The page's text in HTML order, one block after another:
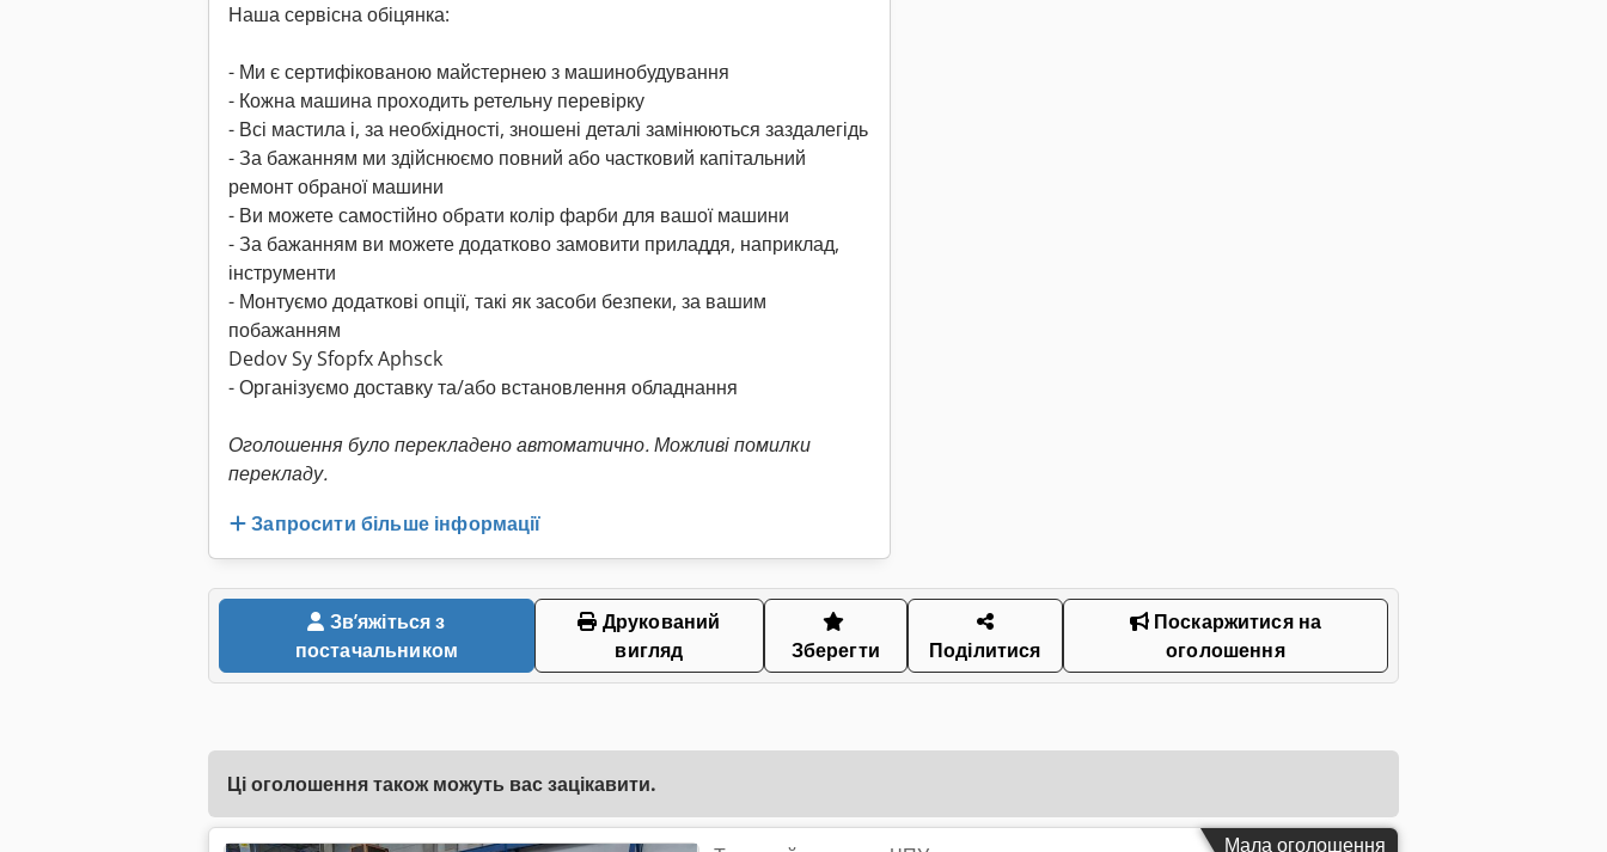
Наша сервісна обіцянка:
- Ми є сертифікованою майстернею з машинобудування
- Кожна машина проходить ретельну перевірку
- Всі мастила і, за необхідності, зношені деталі замінюються заздалегідь
- За бажанням ми здійснюємо повний або частковий капітальний
ремонт обраної машини
- Ви можете самостійно обрати колір фарби для вашої машини
- За бажанням ви можете додатково замовити приладдя, наприклад,
інструменти
- Монтуємо додаткові опції, такі як засоби безпеки, за вашим
побажанням
Dedov Sy Sfopfx Aphsck
- Організуємо доставку та/або встановлення обладнання
Оголошення було перекладено автоматично. Можливі помилки
перекладу.
Запросити більше інформації
постачальником
Друкований
вигляд
Зберегти Поділитися
Поскаржитися на
оголошення
Ці оголошення також можуть вас зацікавити.
Мала оголошення